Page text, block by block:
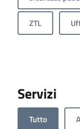
ZTL
Servizi
Tutto